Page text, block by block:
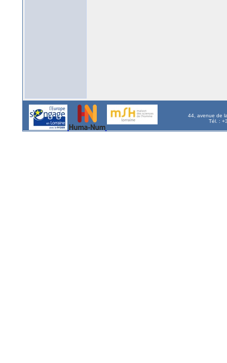
44, avenue de
Tél. :